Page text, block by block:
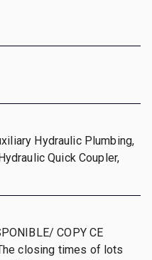
Hydraulic Plumbing,
Quick Coupler,
COPY CE
closing times of lots